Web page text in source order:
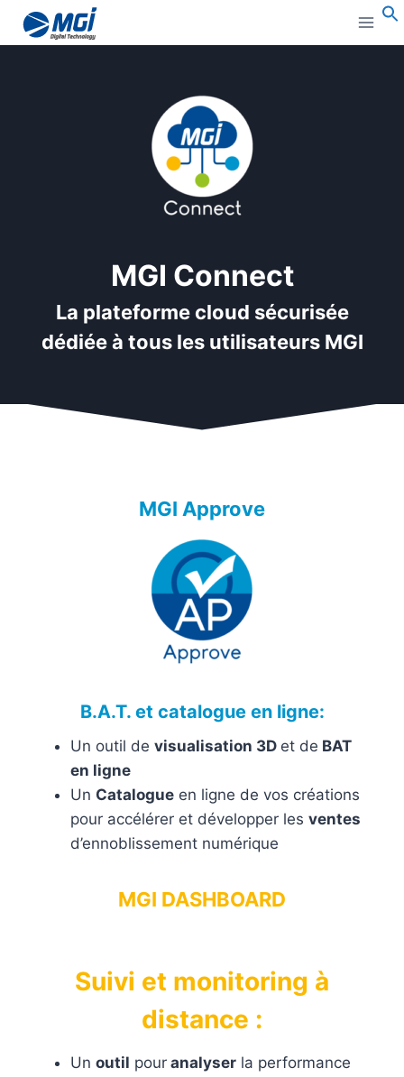
:
Aller
MGI Connect
La plateforme cloud sécurisée
dédiée à tous les utilisateurs MGI
MGI Approve
B.A.T. et catalogue en ligne:
Un outil de visualisation 3D et de BAT
en ligne
Un Catalogue en ligne de vos créations
pour accélérer et développer les ventes
d’ennoblissement numérique
MGI DASHBOARD
Suivi et monitoring à
distance :
Un outil pour analyser la performance